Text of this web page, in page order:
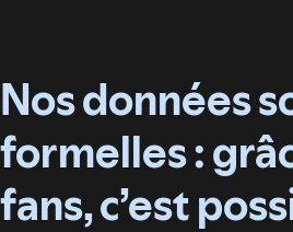
Nos données
formelles :
fans, c’est